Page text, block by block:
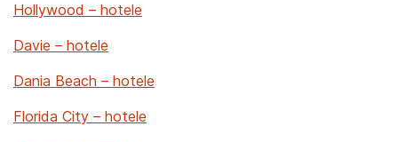
Hollywood – hotele
Davie – hotele
Dania Beach – hotele
Florida City – hotele